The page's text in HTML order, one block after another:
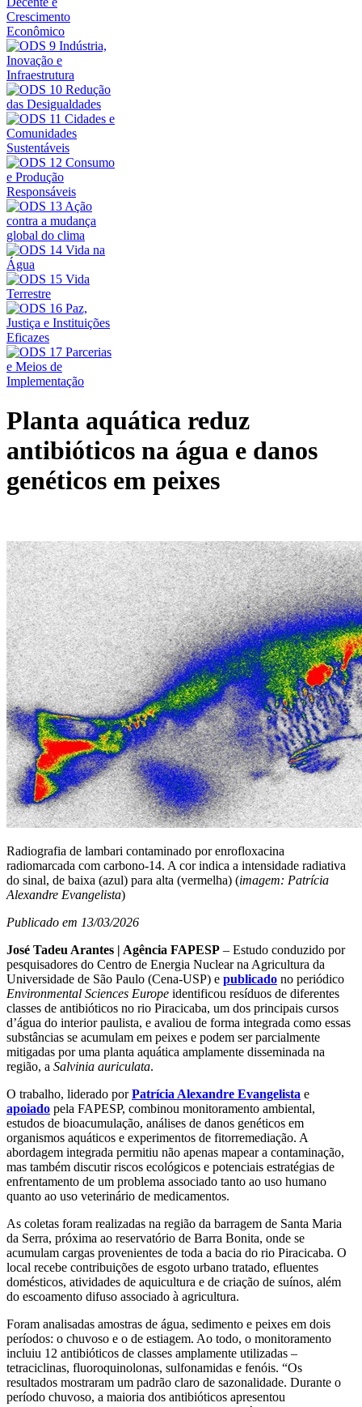
Planta aquática reduz
antibióticos na água e danos
genéticos em peixes
Radiografia de lambari contaminado por enrofloxacina
radiomarcada com carbono-14. A cor indica a intensidade radiativa
do sinal, de baixa (azul) para alta (vermelha) (imagem: Patrícia
Alexandre Evangelista)
Publicado em 13/03/2026
José Tadeu Arantes | Agência FAPESP – Estudo conduzido por
pesquisadores do Centro de Energia Nuclear na Agricultura da
Universidade de São Paulo (Cena-USP) e publicado no periódico
Environmental Sciences Europe identificou resíduos de diferentes
classes de antibióticos no rio Piracicaba, um dos principais cursos
d’água do interior paulista, e avaliou de forma integrada como essas
substâncias se acumulam em peixes e podem ser parcialmente
mitigadas por uma planta aquática amplamente disseminada na
região, a Salvinia auriculata.
O trabalho, liderado porPatrícia Alexandre Evangelista e
apoiado pela FAPESP, combinou monitoramento ambiental,
estudos de bioacumulação, análises de danos genéticos em
organismos aquáticos e experimentos de fitorremediação. A
abordagem integrada permitiu não apenas mapear a contaminação,
mas também discutir riscos ecológicos e potenciais estratégias de
enfrentamento de um problema associado tanto ao uso humano
quanto ao uso veterinário de medicamentos.
As coletas foram realizadas na região da barragem de Santa Maria
da Serra, próxima ao reservatório de Barra Bonita, onde se
acumulam cargas provenientes de toda a bacia do rio Piracicaba. O
local recebe contribuições de esgoto urbano tratado, efluentes
domésticos, atividades de aquicultura e de criação de suínos, além
do escoamento difuso associado à agricultura.
Foram analisadas amostras de água, sedimento e peixes em dois
períodos: o chuvoso e o de estiagem. Ao todo, o monitoramento
incluiu 12 antibióticos de classes amplamente utilizadas –
tetraciclinas, fluoroquinolonas, sulfonamidas e fenóis. “Os
resultados mostraram um padrão claro de sazonalidade. Durante o
período chuvoso, a maioria dos antibióticos apresentou